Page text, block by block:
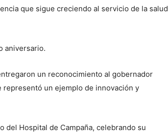
que sigue creciendo al servicio de la salud
aniversario.
un reconocimiento al gobernador
representó un ejemplo de innovación y
del Hospital de Campaña, celebrando su